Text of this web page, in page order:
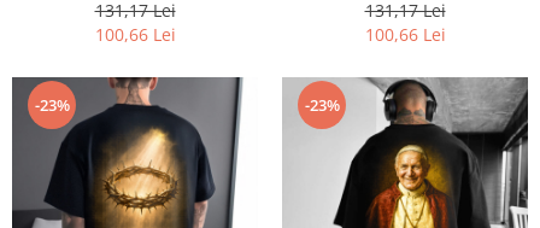
131,17 Lei
100,66 Lei
131,17 Lei
100,66 Lei
-23% -23%